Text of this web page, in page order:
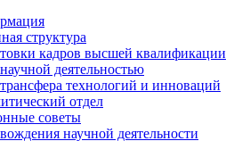
структура
кадров высшей квалификации
деятельностью
технологий и инноваций
отдел
советы
научной деятельности